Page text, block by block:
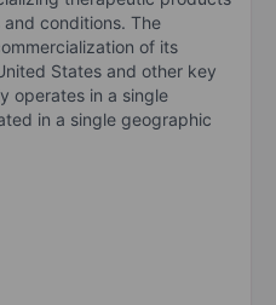
conditions. The
of its
States and other key
operates in a single
in a single geographic